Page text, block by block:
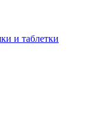
и таблетки